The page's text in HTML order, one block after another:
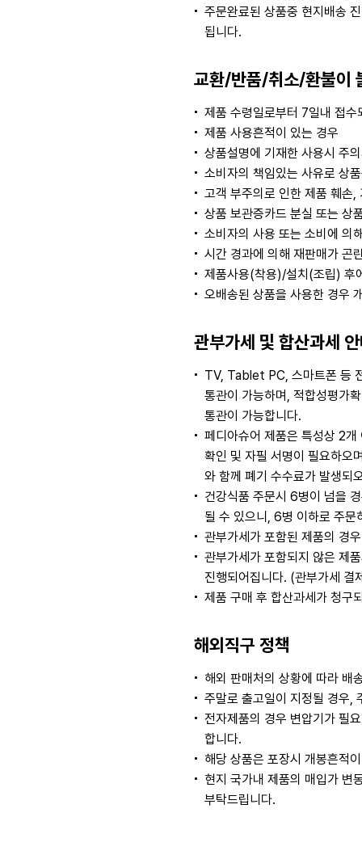
주문완료된 상품중 현지배송
됩니다.
교환/반품/취소/환불이
제품 수령일로부터 7일내 접
제품 사용흔적이 있는 경우
상품설명에 기재한 사용시 주
소비자의 책임있는 사유로 상
고객 부주의로 인한 제품 훼손
상품 보관증카드 분실 또는 상
소비자의 사용 또는 소비에 의
시간 경과에 의해 재판매가 곤
제품사용(착용)/설치(조립) 후
오배송된 상품을 사용한 경우
관부가세 및 합산과세
TV, Tablet PC, 스마트폰 등
통관이 가능하며, 적합성평가
통관이 가능합니다.
페디아슈어 제품은 특성상 2
확인 및 자필 서명이 필요하오
와 함께 폐기 수수료가 발생되
건강식품 주문시 6병이 넘을
될 수 있으니, 6병 이하로 주문
관부가세가 포함된 제품의 경
관부가세가 포함되지 않은 제
진행되어집니다. (관부가세 결
제품 구매 후 합산과세가 청구
해외직구 정책
해외 판매처의 상황에 따라 배
주말로 출고일이 지정될 경우,
전자제품의 경우 변압기가 필
합니다.
해당 상품은 포장시 개봉흔적
현지 국가내 제품의 매입가 변
부탁드립니다.